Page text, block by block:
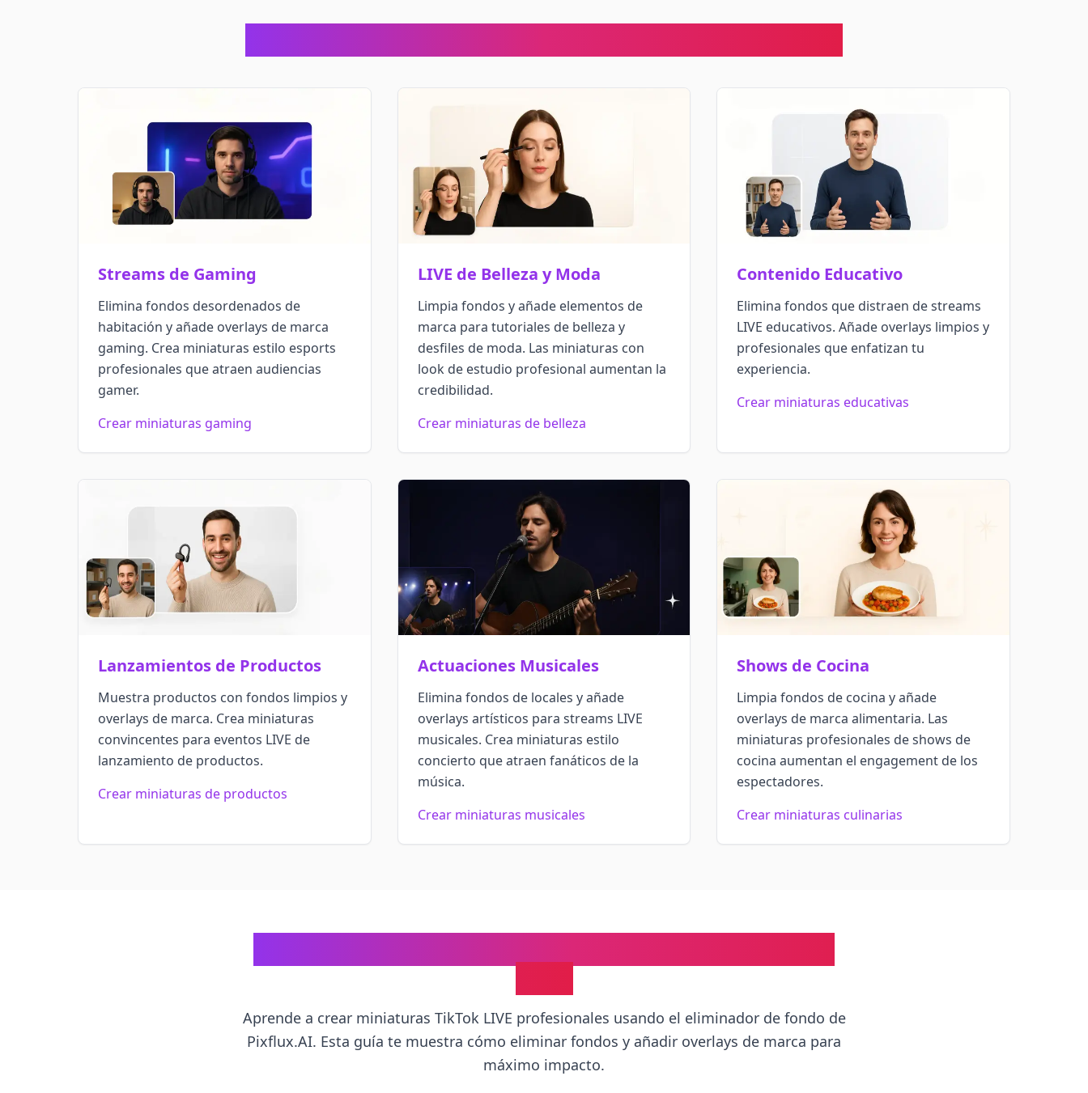
Streams de Gaming
Elimina fondos desordenados de
habitación y añade overlays de marca
gaming. Crea miniaturas estilo esports
profesionales que atraen audiencias
gamer.
Crear miniaturas gaming
LIVE de Belleza y Moda
Limpia fondos y añade elementos de
marca para tutoriales de belleza y
desfiles de moda. Las miniaturas con
look de estudio profesional aumentan la
credibilidad.
Crear miniaturas de belleza
Contenido Educativo
Elimina fondos que distraen de streams
LIVE educativos. Añade overlays limpios y
profesionales que enfatizan tu
experiencia.
Crear miniaturas educativas
Lanzamientos de Productos
Muestra productos con fondos limpios y
overlays de marca. Crea miniaturas
convincentes para eventos LIVE de
lanzamiento de productos.
Crear miniaturas de productos
Actuaciones Musicales
Elimina fondos de locales y añade
overlays artísticos para streams LIVE
musicales. Crea miniaturas estilo
concierto que atraen fanáticos de la
música.
Crear miniaturas musicales
Shows de Cocina
Limpia fondos de cocina y añade
overlays de marca alimentaria. Las
miniaturas profesionales de shows de
cocina aumentan el engagement de los
espectadores.
Crear miniaturas culinarias
Aprende a crear miniaturas TikTok LIVE profesionales usando el eliminador de fondo de
Pixflux.AI. Esta guía te muestra cómo eliminar fondos y añadir overlays de marca para
máximo impacto.